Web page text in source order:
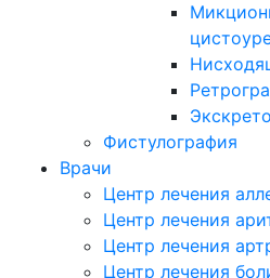
Фистулография
Врачи
Центр лечения
Центр лечения
Центр лечения
Центр лечения